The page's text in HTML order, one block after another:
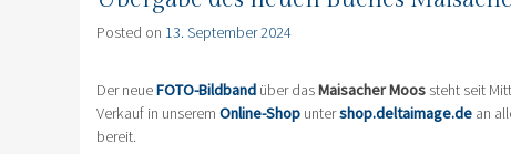
Posted on 13. September 2024
Der neueFOTO-Bildband über dasMaisacher Moos steht seit
Verkauf in unserem Online-Shop untershop.deltaimage.de an
bereit.